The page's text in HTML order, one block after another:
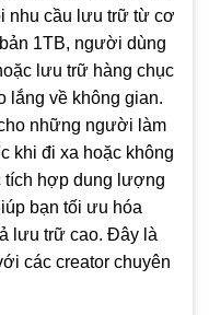
nhu cầu lưu trữ từ cơ
1TB, người dùng
lưu trữ hàng chục
lắng về không gian.
những người làm
khi đi xa hoặc không
tích hợp dung lượng
bạn tối ưu hóa
lưu trữ cao. Đây là
các creator chuyên